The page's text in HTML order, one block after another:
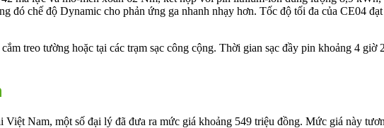
đó chế độ Dynamic cho phản ứng ga nhanh nhạy hơn. Tốc độ tối đa của CE04
treo tường hoặc tại các trạm sạc công cộng. Thời gian sạc đầy pin khoảng 4 giờ
Nam, một số đại lý đã đưa ra mức giá khoảng 549 triệu đồng. Mức giá này